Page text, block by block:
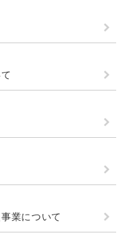
業について